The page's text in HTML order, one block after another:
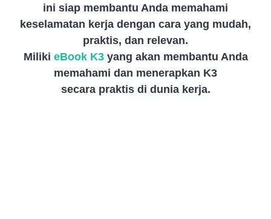
ini siap membantu Anda memahami
keselamatan kerja dengan cara yang mudah,
praktis, dan relevan.
Miliki eBook K3yang akan membantu Anda
memahami dan menerapkan K3
secara praktis di dunia kerja.